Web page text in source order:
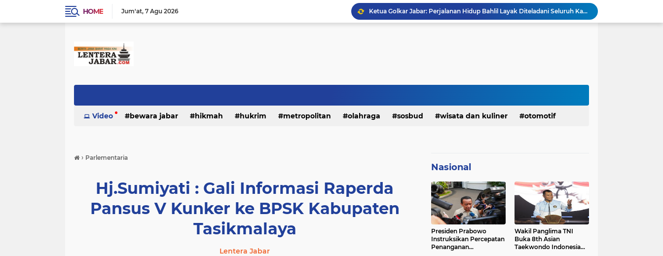
HOME Jum'at 7 Agu 2026
KDM Fokus Rampungkan Pemenuhan Layanan Dasar dan Konektivitas Wilayah pada 2027
Menaker: ASN Kemnaker Harus Hadirkan Dampak Nyata bagi Masyarakat
Bangkitkan Merek Legendaris Semen Kujang, SIG Bidik Penguatan Dominasi Pasar Jawa Barat
Video bewara jabar hikmah hukrim metropolitan olahraga sosbud wisata dan kuliner otomotif
› Parlementaria
Hj.Sumiyati : Gali Informasi Raperda
Pansus V Kunker ke BPSK Kabupaten
Tasikmalaya
Lentera Jabar
Nasional
Presiden Prabowo
Instruksikan Percepatan
Penanganan
Wakil Panglima TNI
Buka 8th Asian
Taekwondo Indonesia